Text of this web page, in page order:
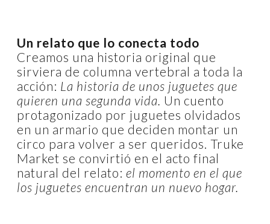
Un relato que lo conecta todo
Creamos una historia original que
sirviera de columna vertebral a toda la
acción: La historia de unos juguetes que
quieren una segunda vida. Un cuento
protagonizado por juguetes olvidados
en un armario que deciden montar un
circo para volver a ser queridos. Truke
Market se convirtió en el acto final
natural del relato:el momento en el que
los juguetes encuentran un nuevo hogar.